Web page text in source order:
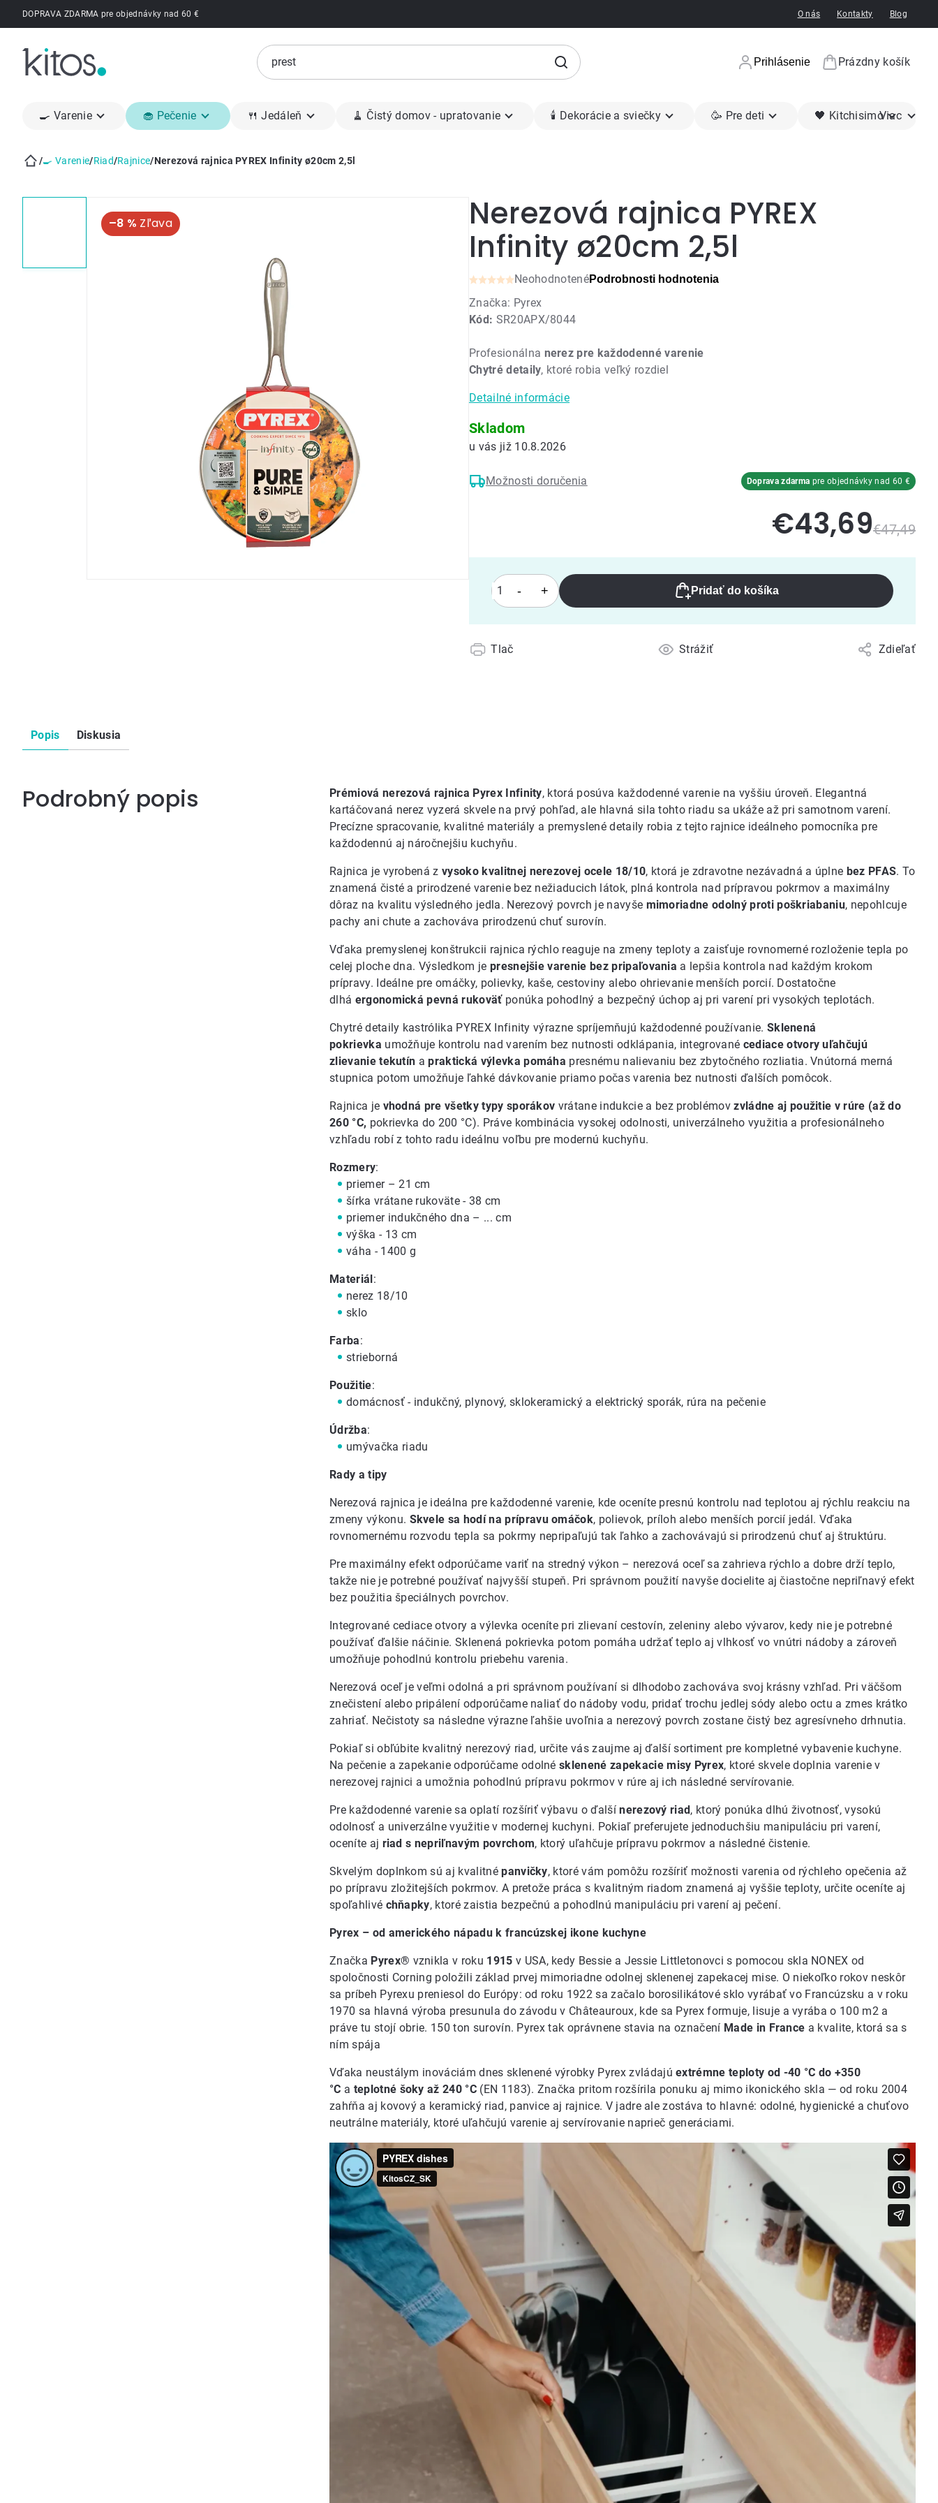
PrejsťDOPRAVA ZDARMA pre objednávky nad 60 € O nás Kontakty Blog
Prihlásenie
Nákupný
Prázdny košík
🍳 Varenie 🧁 Pečenie 🍴 Jedáleň 🧹 Čistý domov - upratovanie 🕯 Dekorácie a sviečky 🥳 Pre deti 🖤 KitchisimoViac
/🍳 Varenie/Riad/Rajnice/Nerezová rajnica PYREX Infinity ø20cm 2,5l
–8 %
Nerezová rajnica PYREX
Infinity ø20cm 2,5l
Kód: SR20APX/8044
Priemerné
hodnotenie
produktu
0,0
z
hviezdičiek.
NeohodnotenéPodrobnosti hodnotenia
Značka: Pyrex
Pridať do košíka
Profesionálna nerez pre každodenné varenie
Chytré detaily, ktoré robia veľký rozdiel
Detailné informácie
Tlač Strážiť Zdieľať
Skladom
10.8.2026
Možnosti doručenia Doprava zdarma pre objednávky nad 60 €
€47,49
€43,69
Popis Diskusia
Podrobný popis Prémiová nerezová rajnica Pyrex Infinity, ktorá posúva každodenné varenie na vyššiu úroveň. Elegantná
kartáčovaná nerez vyzerá skvele na prvý pohľad, ale hlavná sila tohto riadu sa ukáže až pri samotnom varení.
Precízne spracovanie, kvalitné materiály a premyslené detaily robia z tejto rajnice ideálneho pomocníka pre
každodennú aj náročnejšiu kuchyňu.
Rajnica je vyrobená z vysoko kvalitnej nerezovej ocele 18/10, ktorá je zdravotne nezávadná a úplne bez PFAS. To
znamená čisté a prirodzené varenie bez nežiaducich látok, plná kontrola nad prípravou pokrmov a maximálny
dôraz na kvalitu výsledného jedla. Nerezový povrch je navyše mimoriadne odolný proti poškriabaniu, nepohlcuje
pachy ani chute a zachováva prirodzenú chuť surovín.
Vďaka premyslenej konštrukcii rajnica rýchlo reaguje na zmeny teploty a zaisťuje rovnomerné rozloženie tepla po
celej ploche dna. Výsledkom je presnejšie varenie bez pripaľovania a lepšia kontrola nad každým krokom
prípravy. Ideálne pre omáčky, polievky, kaše, cestoviny alebo ohrievanie menších porcií. Dostatočne
dlhá ergonomická pevná rukoväť ponúka pohodlný a bezpečný úchop aj pri varení pri vysokých teplotách.
Chytré detaily kastrólika PYREX Infinity výrazne spríjemňujú každodenné používanie. Sklenená
pokrievka umožňuje kontrolu nad varením bez nutnosti odklápania, integrované cediace otvory uľahčujú
zlievanie tekutín a praktická výlevka pomáha presnému nalievaniu bez zbytočného rozliatia. Vnútorná merná
stupnica potom umožňuje ľahké dávkovanie priamo počas varenia bez nutnosti ďalších pomôcok.
Rajnica je vhodná pre všetky typy sporákov vrátane indukcie a bez problémov zvládne aj použitie v rúre (až do
260 °C, pokrievka do 200 °C). Práve kombinácia vysokej odolnosti, univerzálneho využitia a profesionálneho
vzhľadu robí z tohto radu ideálnu voľbu pre modernú kuchyňu.
Rozmery:
priemer – 21 cm
šírka vrátane rukoväte - 38 cm
priemer indukčného dna – ... cm
výška - 13 cm
váha - 1400 g
Materiál:
nerez 18/10
sklo
Farba:
strieborná
Použitie:
domácnosť - indukčný, plynový, sklokeramický a elektrický sporák, rúra na pečenie
Údržba:
umývačka riadu
Rady a tipy
Nerezová rajnica je ideálna pre každodenné varenie, kde oceníte presnú kontrolu nad teplotou aj rýchlu reakciu na
zmeny výkonu. Skvele sa hodí na prípravu omáčok, polievok, príloh alebo menších porcií jedál. Vďaka
rovnomernému rozvodu tepla sa pokrmy nepripaľujú tak ľahko a zachovávajú si prirodzenú chuť aj štruktúru.
Pre maximálny efekt odporúčame variť na stredný výkon – nerezová oceľ sa zahrieva rýchlo a dobre drží teplo,
takže nie je potrebné používať najvyšší stupeň. Pri správnom použití navyše docielite aj čiastočne nepriľnavý efekt
bez použitia špeciálnych povrchov.
Integrované cediace otvory a výlevka oceníte pri zlievaní cestovín, zeleniny alebo vývarov, kedy nie je potrebné
používať ďalšie náčinie. Sklenená pokrievka potom pomáha udržať teplo aj vlhkosť vo vnútri nádoby a zároveň
umožňuje pohodlnú kontrolu priebehu varenia.
Nerezová oceľ je veľmi odolná a pri správnom používaní si dlhodobo zachováva svoj krásny vzhľad. Pri väčšom
znečistení alebo pripálení odporúčame naliať do nádoby vodu, pridať trochu jedlej sódy alebo octu a zmes krátko
zahriať. Nečistoty sa následne výrazne ľahšie uvoľnia a nerezový povrch zostane čistý bez agresívneho drhnutia.
Pokiaľ si obľúbite kvalitný nerezový riad, určite vás zaujme aj ďalší sortiment pre kompletné vybavenie kuchyne.
Na pečenie a zapekanie odporúčame odolné sklenené zapekacie misy Pyrex, ktoré skvele doplnia varenie v
nerezovej rajnici a umožnia pohodlnú prípravu pokrmov v rúre aj ich následné servírovanie.
Pre každodenné varenie sa oplatí rozšíriť výbavu o ďalší nerezový riad, ktorý ponúka dlhú životnosť, vysokú
odolnosť a univerzálne využitie v modernej kuchyni. Pokiaľ preferujete jednoduchšiu manipuláciu pri varení,
oceníte aj riad s nepriľnavým povrchom, ktorý uľahčuje prípravu pokrmov a následné čistenie.
Skvelým doplnkom sú aj kvalitné panvičky, ktoré vám pomôžu rozšíriť možnosti varenia od rýchleho opečenia až
po prípravu zložitejších pokrmov. A pretože práca s kvalitným riadom znamená aj vyššie teploty, určite oceníte aj
spoľahlivé chňapky, ktoré zaistia bezpečnú a pohodlnú manipuláciu pri varení aj pečení.
Pyrex – od amerického nápadu k francúzskej ikone kuchyne
Značka Pyrex® vznikla v roku 1915 v USA, kedy Bessie a Jessie Littletonovci s pomocou skla NONEX od
spoločnosti Corning položili základ prvej mimoriadne odolnej sklenenej zapekacej mise. O niekoľko rokov neskôr
sa príbeh Pyrexu preniesol do Európy: od roku 1922 sa začalo borosilikátové sklo vyrábať vo Francúzsku a v roku
1970 sa hlavná výroba presunula do závodu v Châteauroux, kde sa Pyrex formuje, lisuje a vyrába o 100 m2 a
práve tu stojí obrie. 150 ton surovín. Pyrex tak oprávnene stavia na označení Made in France a kvalite, ktorá sa s
ním spája
Vďaka neustálym inováciám dnes sklenené výrobky Pyrex zvládajú extrémne teploty od -40 °C do +350
°C a teplotné šoky až 240 °C (EN 1183). Značka pritom rozšírila ponuku aj mimo ikonického skla — od roku 2004
zahŕňa aj kovový a keramický riad, panvice aj rajnice. V jadre ale zostáva to hlavné: odolné, hygienické a chuťovo
neutrálne materiály, ktoré uľahčujú varenie aj servírovanie naprieč generáciami.